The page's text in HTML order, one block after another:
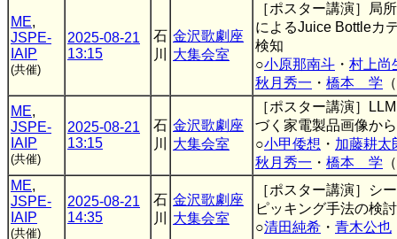
ME,
JSPE-
IAIP
(共催)
2025-08-21
13:15
石
川
金沢歌劇座
大集会室
［ポスター講演］局
によるJuice Bottleカ
検知
○小原那南斗 ・ 村上尚
秋月秀一 ・ 橋本 学 （
ME,
JSPE-
IAIP
(共催)
2025-08-21
13:15
石
川
金沢歌劇座
大集会室
［ポスター講演］
づく家電製品画像か
○小甲倭想 ・ 加藤耕太
秋月秀一 ・ 橋本 学 （
ME,
JSPE-
IAIP
(共催)
2025-08-21
14:35
石
川
金沢歌劇座
大集会室
［ポスター講演］シ
ピッキング手法の検討
○清田純希 ・ 青木公也